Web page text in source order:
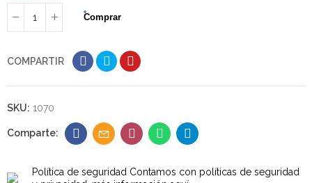
Comprar
COMPARTIR
SKU: 1070
Política de seguridad Contamos con políticas de seguridad